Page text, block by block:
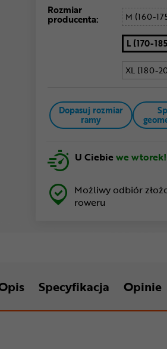
Rozmiar
producenta: M (160-
L (170-
XL (180-
Dopasuj rozmiar
ramy
U Ciebiewe wtorek!
Możliwy odbiór
roweru
Specyfikacja Opinie